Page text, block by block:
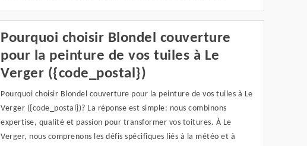
Pourquoi choisir Blondel couverture
pour la peinture de vos tuiles à Le
Verger ({code_postal})
Pourquoi choisir Blondel couverture pour la peinture de vos tuiles à Le
Verger ({code_postal})? La réponse est simple: nous combinons
expertise, qualité et passion pour transformer vos toitures. À Le
Verger, nous comprenons les défis spécifiques liés à la météo et à